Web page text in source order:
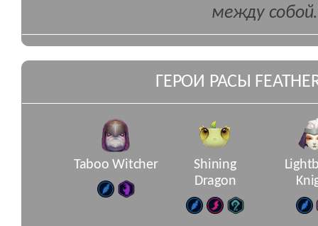
между собой.
ГЕРОИ РАСЫ
Taboo Witcher
Shining
Dragon